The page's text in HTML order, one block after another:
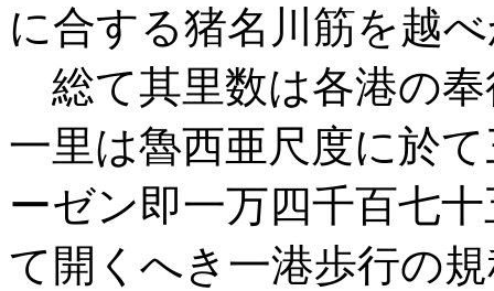
に合する猪名川筋を越
総て其里数は各港の
一里は魯西亜尺度に於
ーゼン即一万四千百七
て開くへき一港歩行の